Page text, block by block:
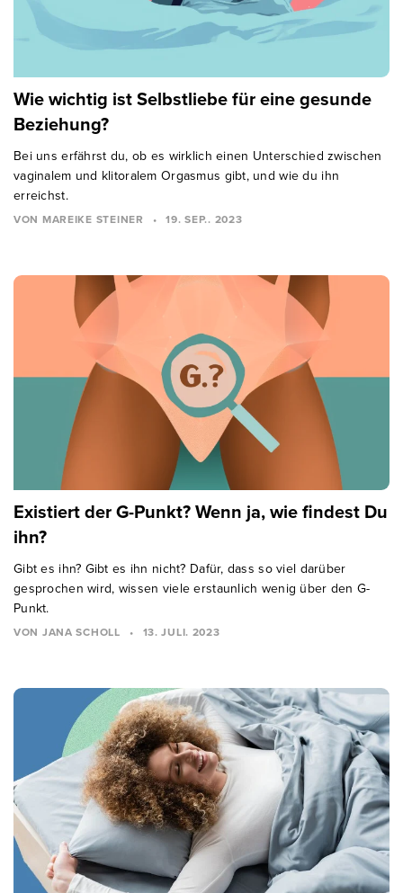
Wie wichtig ist Selbstliebe für eine gesunde
Beziehung?
Bei uns erfährst du, ob es wirklich einen Unterschied zwischen
vaginalem und klitoralem Orgasmus gibt, und wie du ihn
erreichst.
VON MAREIKE STEINER • 19. SEP.. 2023
Existiert der G-Punkt? Wenn ja, wie findest Du
ihn?
Gibt es ihn? Gibt es ihn nicht? Dafür, dass so viel darüber
gesprochen wird, wissen viele erstaunlich wenig über den G-
Punkt.
VON JANA SCHOLL • 13. JULI. 2023